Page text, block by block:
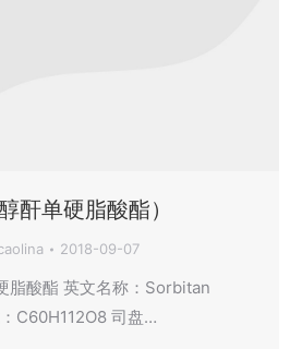
酐单硬脂酸酯）
2018-09-07
脂酸酯 英文名称：Sorbitan
C60H112O8 司盘…